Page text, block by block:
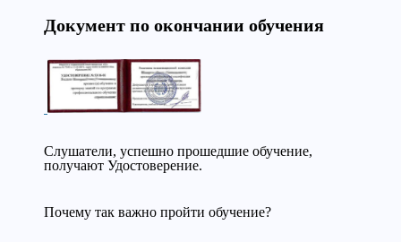
Документ по окончании обучения
Слушатели, успешно прошедшие обучение,
получают Удостоверение.
Почему так важно пройти обучение?